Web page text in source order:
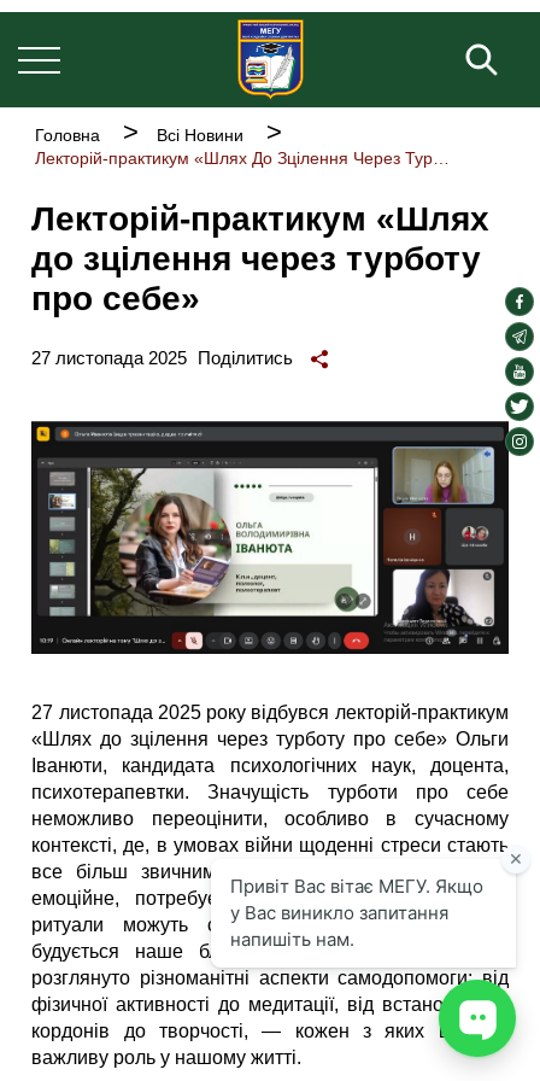
Перейти
до
основного
вмісту
Основна
Рядок
навіґації
Головна
Всі Новини
Лекторій-практикум «Шлях
до зцілення через турботу
про себе»
27 листопада 2025 Поділитись
27 листопада 2025 року відбувся лекторій-практикум
«Шлях до зцілення через турботу про себе» Ольги
Іванюти, кандидата психологічних наук, доцента,
психотерапевтки. Значущість турботи про себе
неможливо переоцінити, особливо в сучасному
контексті, де, в умовах війни щоденні стреси стають
все більш звичними. Здоров'я, як фізичне, так і
емоційне, потребує уваги та підтримки, і саме
ритуали можуть стати тією основою, на якій
будується наше благополуччя. На лекторії було
розглянуто різноманітні аспекти самодопомоги: від
фізичної активності до медитації, від встановлення
кордонів до творчості, — кожен з яких відіграє
важливу роль у нашому житті.